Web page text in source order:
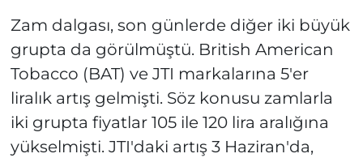
Zam dalgası, son günlerde diğer iki büyük
grupta da görülmüştü. British American
Tobacco (BAT) ve JTI markalarına 5'er
liralık artış gelmişti. Söz konusu zamlarla
iki grupta fiyatlar 105 ile 120 lira aralığına
yükselmişti. JTI'daki artış 3 Haziran'da,